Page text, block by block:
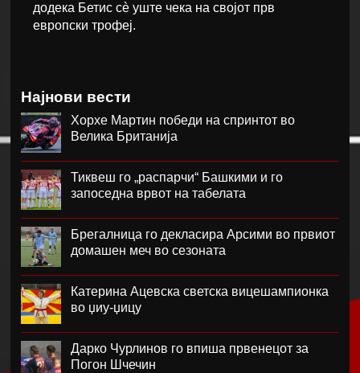
додека Бетис сè уште чека на својот прв
европски трофеј.
Најнови вести
Хорхе Мартин победи на спринтот во
Велика Британија
Тиквеш го „распарчи“ Башкими и го
запоседна врвот на табелата
Брегалница го декласира Арсими во првиот
домашен меч во сезоната
Катерина Ацевска светска вицешампионка
во џиу-џицу
Дарко Чурлинов го впиша првенецот за
Погон Шчечин